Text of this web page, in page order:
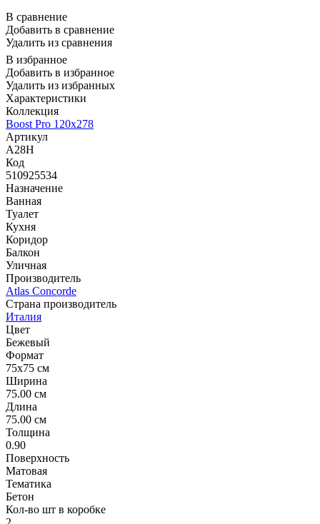
В сравнение
Добавить в сравнение
Удалить из сравнения
В избранное
Добавить в избранное
Удалить из избранных
Характеристики
Коллекция
Boost Pro 120x278
Артикул
A28H
Код
510925534
Назначение
Ванная
Туалет
Кухня
Коридор
Балкон
Уличная
Производитель
Atlas Concorde
Страна производитель
Италия
Цвет
Бежевый
Формат
75x75 см
Ширина
75.00 см
Длина
75.00 см
Толщина
0.90
Поверхность
Матовая
Тематика
Бетон
Кол-во шт в коробке